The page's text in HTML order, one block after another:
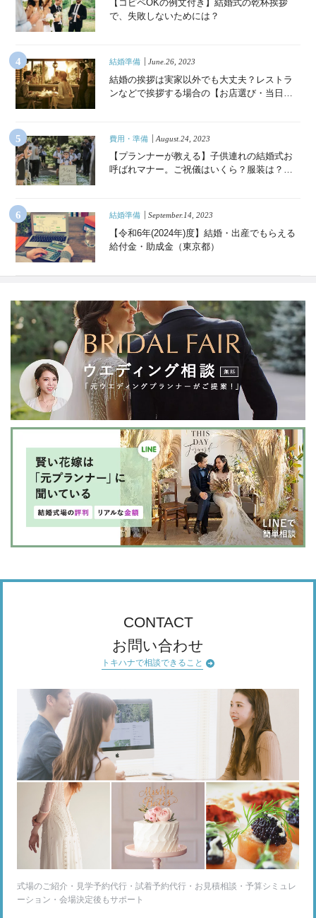
【コピペOKの例文付き】結婚式の乾杯挨拶
で、失敗しないためには？
結婚準備 June.26, 2023
結婚の挨拶は実家以外でも大丈夫？レストラ
ンなどで挨拶する場合の【お店選び・当日の
費用・準備 August.24, 2023
【プランナーが教える】子供連れの結婚式お
呼ばれマナー。ご祝儀はいくら？服装は？必
結婚準備 September.14, 2023
【令和6年(2024年)度】結婚・出産でもらえる
給付金・助成金（東京都）
CONTACT
お問い合わせ
トキハナで相談できること
式場のご紹介・見学予約代行・試着予約代行・お見積相談・予算シミュレ
ーション・会場決定後もサポート